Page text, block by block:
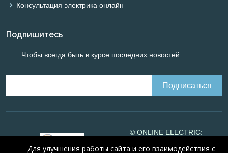
Консультация электрика онлайн
Подпишитесь
Чтобы всегда быть в курсе последних новостей
© ONLINE ELECTRIC:
Для улучшения работы сайта и его взаимодействия с